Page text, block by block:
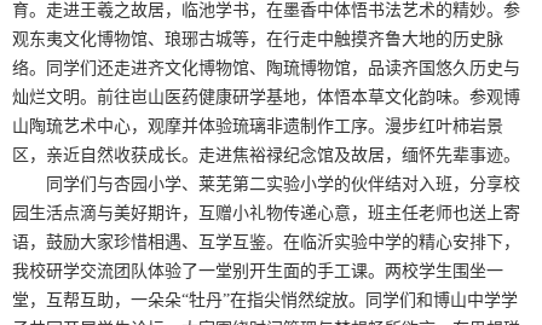
育。走进王羲之故居，临池学书，在墨香中体悟书法艺术的精妙。参
观东夷文化博物馆、琅琊古城等，在行走中触摸齐鲁大地的历史脉
络。同学们还走进齐文化博物馆、陶琉博物馆，品读齐国悠久历史与
灿烂文明。前往岜山医药健康研学基地，体悟本草文化韵味。参观博
山陶琉艺术中心，观摩并体验琉璃非遗制作工序。漫步红叶柿岩景
区，亲近自然收获成长。走进焦裕禄纪念馆及故居，缅怀先辈事迹。
同学们与杏园小学、莱芜第二实验小学的伙伴结对入班，分享校
园生活点滴与美好期许，互赠小礼物传递心意，班主任老师也送上寄
语，鼓励大家珍惜相遇、互学互鉴。在临沂实验中学的精心安排下，
我校研学交流团队体验了一堂别开生面的手工课。两校学生围坐一
堂，互帮互助，一朵朵“牡丹”在指尖悄然绽放。同学们和博山中学学